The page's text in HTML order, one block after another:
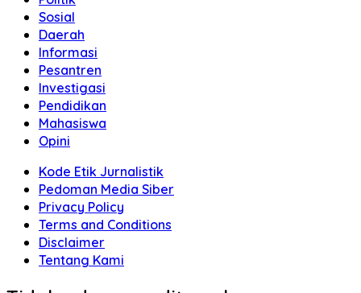
Sosial
Daerah
Informasi
Pesantren
Investigasi
Pendidikan
Mahasiswa
Opini
Kode Etik Jurnalistik
Pedoman Media Siber
Privacy Policy
Terms and Conditions
Disclaimer
Tentang Kami